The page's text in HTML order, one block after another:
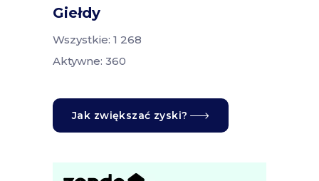
Giełdy
Wszystkie: 1 268
Aktywne: 360
Jak zwiększać zyski?